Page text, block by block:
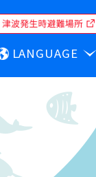
LANGUAGE